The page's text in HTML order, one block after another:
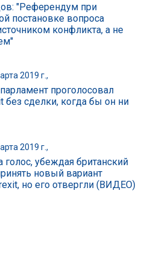
"Референдум при
постановке вопроса
конфликта, а не
2019 г.,
проголосовал
без сделки, когда бы он ни
2019 г.,
голос, убеждая британский
новый вариант
но его отвергли (ВИДЕО)